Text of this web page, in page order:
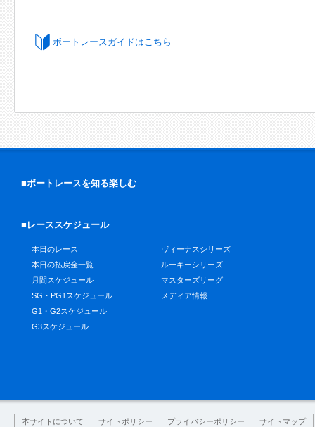
ボートレースガイドはこちら
■ボートレースを知る楽しむ
■レーススケジュール
本日のレース
本日の払戻金一覧
月間スケジュール
SG・PG1スケジュール
G1・G2スケジュール
G3スケジュール
ヴィーナスシリーズ
ルーキーシリーズ
マスターズリーグ
メディア情報
本サイトについて サイトポリシー プライバシーポリシー サイトマップ